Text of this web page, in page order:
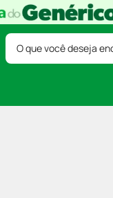
O que você deseja